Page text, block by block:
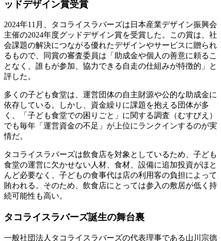
ッドデザイン賞受賞
2024年11月、タコライスラバーズは日本産業デザイン振興会
主催の2024年度グッドデザイン賞を受賞した。この賞は、社
会課題の解決につながる優れたデザインやサービスに贈られ
るもので、同賞の審査委員は「助成金や個人の善意に頼るこ
となく、誰もが参加、協力できる自走の仕組みが特徴的」と
評した。
多くの子ども食堂は、運営団体の自主財源や公的な助成金に
依存している。しかし、資金繰りに課題を抱える団体が多
く、「子ども食堂での困りごと」に関する調査（むすびえ）
でも毎年「運営資金の不足」が上位にランクインするのが実
情だ。
タコライスラバーズは飲食店を対象としているため、子ども
食堂の運営に欠かせない人材、食材、設備に追加投資がほと
んど必要なく、子どもの食事代は店の利用客の負担によって
賄われる。そのため、飲食店にとっては参入の敷居が低く持
続可能性も高い。
タコライスラバーズ誕生の舞台裏
一般社団法人タコライスラバーズの代表理事である山川宗德